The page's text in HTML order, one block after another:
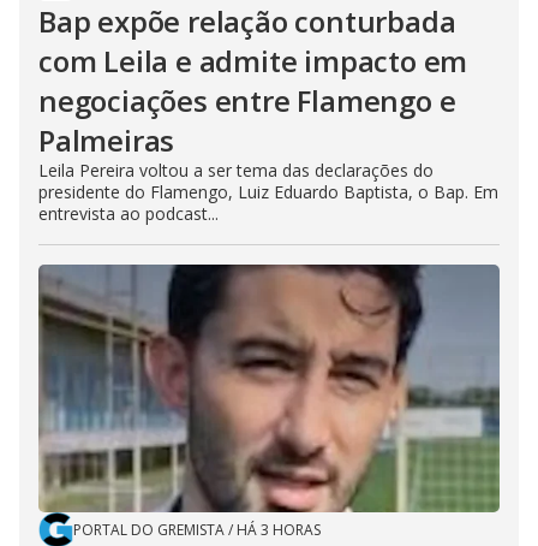
Bap expõe relação conturbada
com Leila e admite impacto em
negociações entre Flamengo e
Palmeiras
Leila Pereira voltou a ser tema das declarações do
presidente do Flamengo, Luiz Eduardo Baptista, o Bap. Em
entrevista ao podcast...
PORTAL DO GREMISTA/ HÁ 3 HORAS